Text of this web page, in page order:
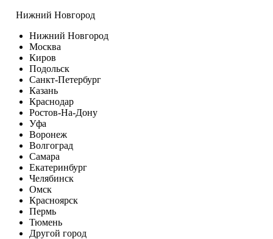
Нижний Новгород
Нижний Новгород
Москва
Киров
Подольск
Санкт-Петербург
Казань
Краснодар
Ростов-На-Дону
Уфа
Воронеж
Волгоград
Самара
Екатеринбург
Челябинск
Омск
Красноярск
Пермь
Тюмень
Другой город